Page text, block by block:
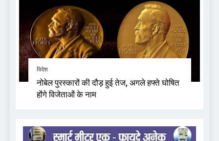
विदेश
नोबेल पुरस्कारों की दौड़ हुई तेज, अगले हफ्ते घोषित
होंगे विजेताओं के नाम